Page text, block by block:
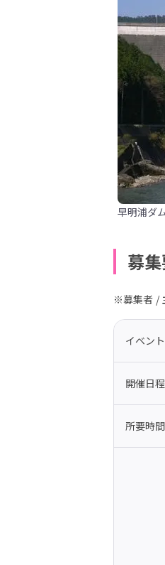
早明浦ダ
募
※募集者 /
イベン
開催日程
所要時間